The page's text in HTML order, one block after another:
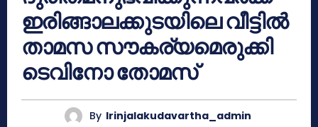
ഇരിങ്ങാലക്കുടയിലെ വീട്ടില്‍
താമസ സൗകര്യമെരുക്കി
ടെവിനോ തോമസ്
By Irinjalakudavartha_admin